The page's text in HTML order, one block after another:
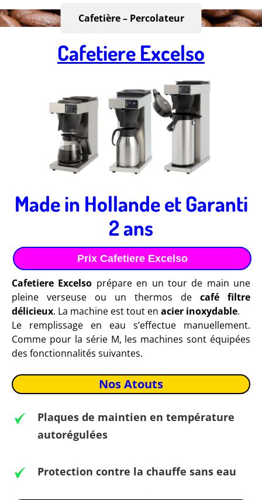
Cafetière – Percolateur
Cafetiere Excelso
Made in Hollande et Garanti
2 ans
Prix Cafetiere Excelso
Cafetiere Excelso prépare en un tour de main une
pleine verseuse ou un thermos de café filtre
délicieux. La machine est tout en acier inoxydable.
Le remplissage en eau s’effectue manuellement.
Comme pour la série M, les machines sont équipées
des fonctionnalités suivantes.
Nos Atouts
Plaques de maintien en température
autorégulées
Protection contre la chauffe sans eau